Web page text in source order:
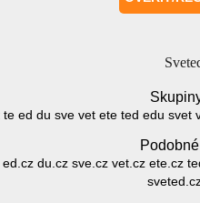
te ed du sve vet ete ted edu svet
du.cz sve.cz vet.cz ete.cz